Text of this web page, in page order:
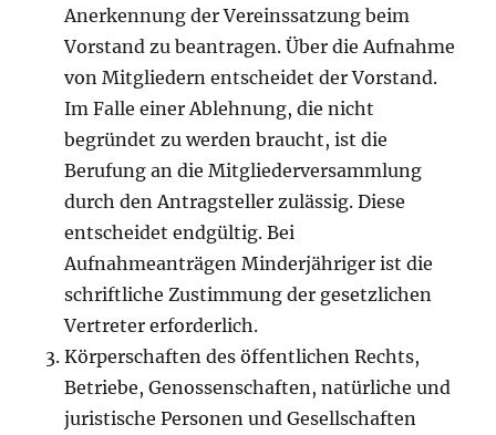
Anerkennung der Vereinssatzung beim
Vorstand zu beantragen. Über die Aufnahme
von Mitgliedern entscheidet der Vorstand.
Im Falle einer Ablehnung, die nicht
begründet zu werden braucht, ist die
Berufung an die Mitgliederversammlung
durch den Antragsteller zulässig. Diese
entscheidet endgültig. Bei
Aufnahmeanträgen Minderjähriger ist die
schriftliche Zustimmung der gesetzlichen
Vertreter erforderlich.
Körperschaften des öffentlichen Rechts,
Betriebe, Genossenschaften, natürliche und
juristische Personen und Gesellschaften